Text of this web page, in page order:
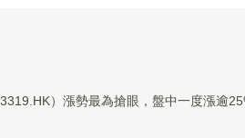
）漲勢最為搶眼，盤中一度漲逾